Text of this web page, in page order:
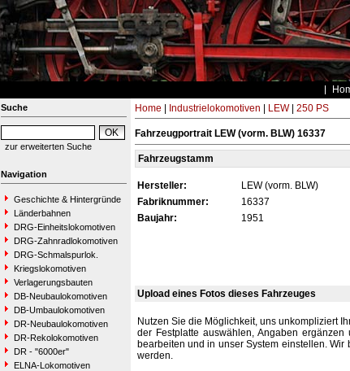
Suche
zur erweiterten Suche
Navigation
Geschichte & Hintergründe
Länderbahnen
DRG-Einheitslokomotiven
DRG-Zahnradlokomotiven
DRG-Schmalspurlok.
Kriegslokomotiven
Verlagerungsbauten
DB-Neubaulokomotiven
DB-Umbaulokomotiven
DR-Neubaulokomotiven
DR-Rekolokomotiven
DR - "6000er"
ELNA-Lokomotiven
Home Industrielokomotiven LEW| 250 PS
Fahrzeugportrait LEW (vorm. BLW) 16337
Fahrzeugstamm
Hersteller: LEW (vorm. BLW)
Fabriknummer:
16337
Baujahr:
1951
Upload eines Fotos dieses Fahrzeuges
Nutzen Sie die Möglichkeit, uns unkompliziert
der Festplatte auswählen, Angaben
bearbeiten und in unser System einstellen.
werden.